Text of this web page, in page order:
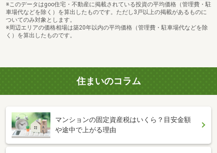
※このデータはgoo住宅・不動産に掲載されている投資の平均価格（管理費・駐
車場代などを除く）を算出したものです。ただし3戸以上の掲載があるものに
ついてのみ対象とします。
※周辺エリアの価格相場は築20年以内の平均価格（管理費・駐車場代などを除
く）を算出したものです。
住まいのコラム
マンションの固定資産税はいくら？目安金額
や途中で上がる理由